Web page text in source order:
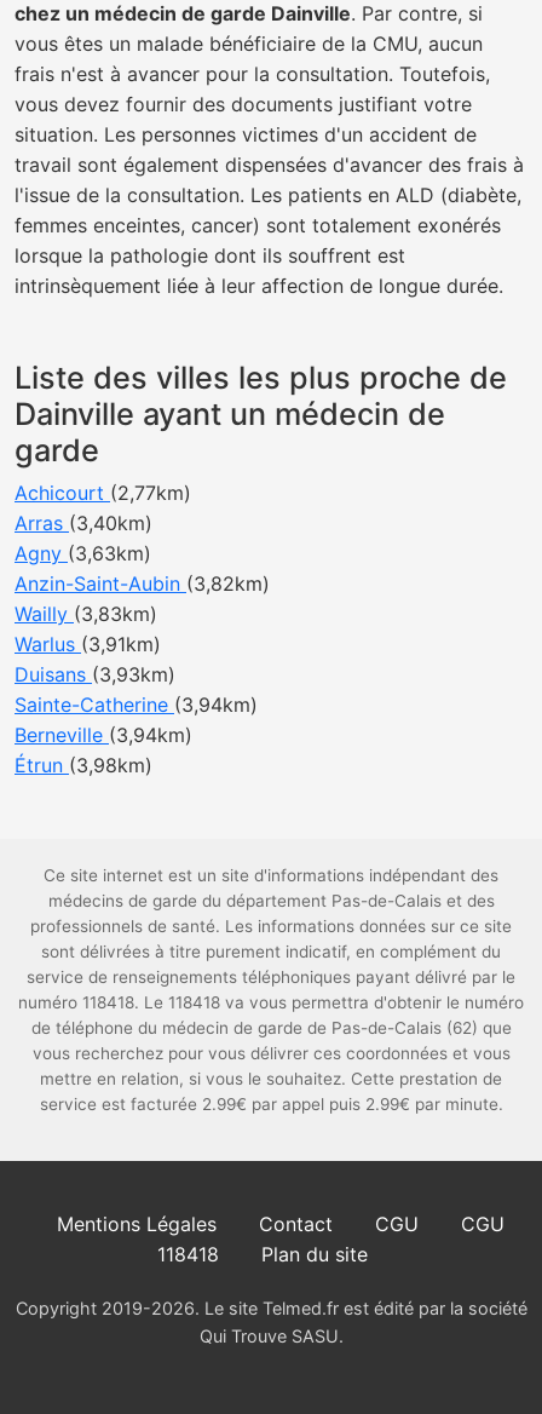
chez un médecin de garde Dainville. Par contre, si
vous êtes un malade bénéficiaire de la CMU, aucun
frais n'est à avancer pour la consultation. Toutefois,
vous devez fournir des documents justifiant votre
situation. Les personnes victimes d'un accident de
travail sont également dispensées d'avancer des frais à
l'issue de la consultation. Les patients en ALD (diabète,
femmes enceintes, cancer) sont totalement exonérés
lorsque la pathologie dont ils souffrent est
intrinsèquement liée à leur affection de longue durée.
Liste des villes les plus proche de
Dainville ayant un médecin de
garde
Achicourt (2,77km)
Arras (3,40km)
Agny (3,63km)
Anzin-Saint-Aubin (3,82km)
Wailly (3,83km)
Warlus (3,91km)
Duisans (3,93km)
Sainte-Catherine (3,94km)
Berneville (3,94km)
Étrun (3,98km)
Ce site internet est un site d'informations indépendant des
médecins de garde du département Pas-de-Calais et des
professionnels de santé. Les informations données sur ce site
sont délivrées à titre purement indicatif, en complément du
service de renseignements téléphoniques payant délivré par le
numéro 118418. Le 118418 va vous permettra d'obtenir le numéro
de téléphone du médecin de garde de Pas-de-Calais (62) que
vous recherchez pour vous délivrer ces coordonnées et vous
mettre en relation, si vous le souhaitez. Cette prestation de
service est facturée 2.99€ par appel puis 2.99€ par minute.
Mentions Légales Contact CGU
CGU
118418
Plan du site
Copyright 2019-2026. Le site Telmed.fr est édité par la société
Qui Trouve SASU.